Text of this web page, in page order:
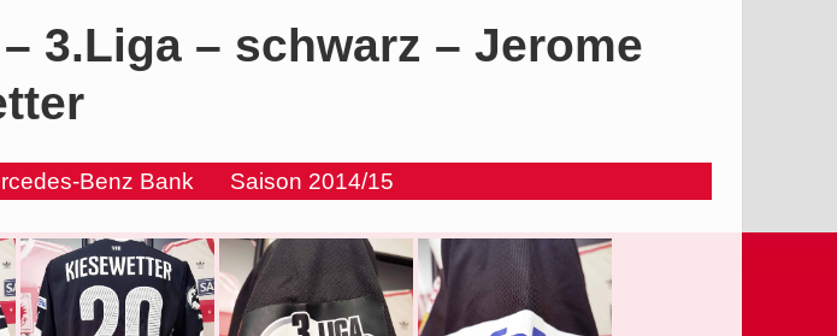
3.Liga – schwarz – Jerome
Benz Bank Saison 2014/15